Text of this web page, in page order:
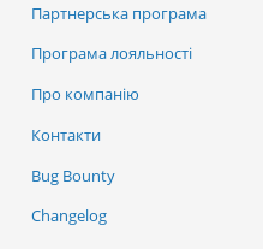
Партнерська програма
Програма лояльності
Про компанію
Контакти
Bug Bounty
Changelog